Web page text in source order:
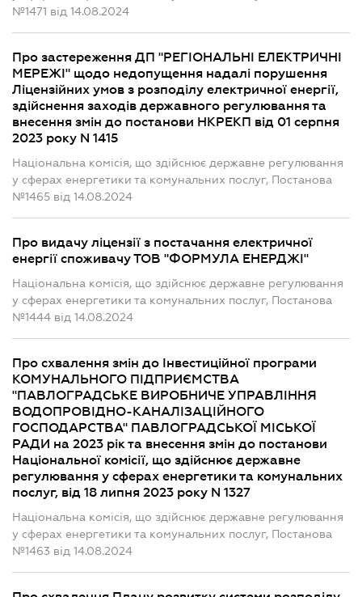
№1471 від 14.08.2024
Про застереження ДП "РЕГІОНАЛЬНІ ЕЛЕКТРИЧНІ
МЕРЕЖІ" щодо недопущення надалі порушення
Ліцензійних умов з розподілу електричної енергії,
здійснення заходів державного регулювання та
внесення змін до постанови НКРЕКП від 01 серпня
2023 року N 1415
Національна комісія, що здійснює державне регулювання
у сферах енергетики та комунальних послуг, Постанова
№1465 від 14.08.2024
Про видачу ліцензії з постачання електричної
енергії споживачу ТОВ "ФОРМУЛА ЕНЕРДЖІ"
Національна комісія, що здійснює державне регулювання
у сферах енергетики та комунальних послуг, Постанова
№1444 від 14.08.2024
Про схвалення змін до Інвестиційної програми
КОМУНАЛЬНОГО ПІДПРИЄМСТВА
"ПАВЛОГРАДСЬКЕ ВИРОБНИЧЕ УПРАВЛІННЯ
ВОДОПРОВІДНО-КАНАЛІЗАЦІЙНОГО
ГОСПОДАРСТВА" ПАВЛОГРАДСЬКОЇ МІСЬКОЇ
РАДИ на 2023 рік та внесення змін до постанови
Національної комісії, що здійснює державне
регулювання у сферах енергетики та комунальних
послуг, від 18 липня 2023 року N 1327
Національна комісія, що здійснює державне регулювання
у сферах енергетики та комунальних послуг, Постанова
№1463 від 14.08.2024